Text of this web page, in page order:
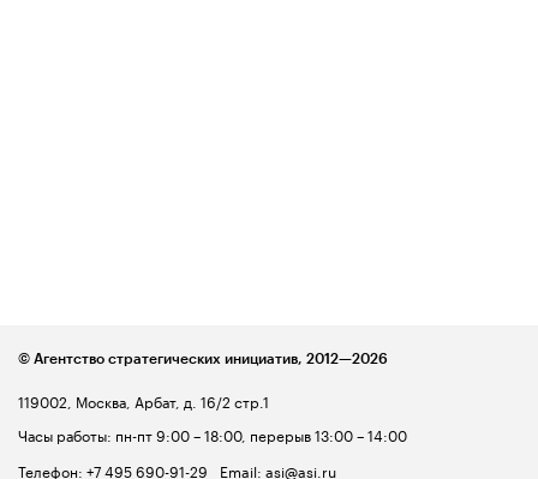
119002, Москва, Арбат, д. 16/2 стр.1
Часы работы: пн-пт 9:00 – 18:00, перерыв 13:00 – 14:00
Телефон: +7 495 690-91-29 Email: asi@asi.ru
© Агентство стратегических инициатив, 2012—2026